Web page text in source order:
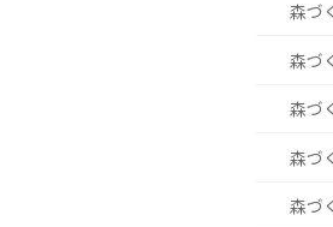
森づ
森づ
森づ
森づ
森づ